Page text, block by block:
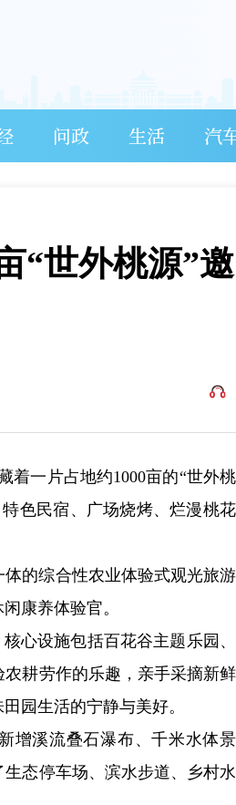
问政 生活 汽
“世外桃源”邀
着一片占地约1000亩的“世外桃
色民宿、广场烧烤、烂漫桃花
的综合性农业体验式观光旅游
康养体验官。
心设施包括百花谷主题乐园、
耕劳作的乐趣，亲手采摘新鲜
园生活的宁静与美好。
增溪流叠石瀑布、千米水体景
态停车场、滨水步道、乡村水